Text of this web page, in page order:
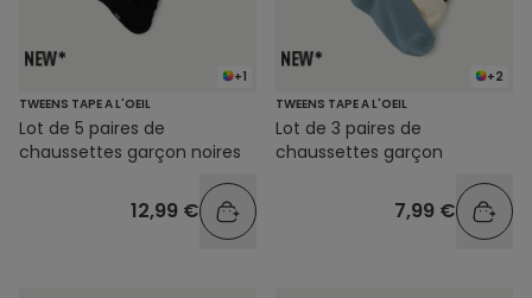
+1
TWEENS TAPE A L'OEIL
Lot de 5 paires de
chaussettes garçon noires
12,99 €
+2
TWEENS TAPE A L'OEIL
Lot de 3 paires de
chaussettes garçon
7,99 €